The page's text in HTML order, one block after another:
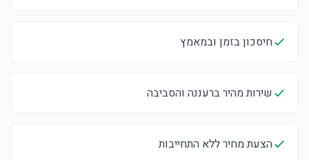
חיסכון בזמן ובמאמץ
שירות מהיר ברעננה והסביבה
הצעת מחיר ללא התחייבות